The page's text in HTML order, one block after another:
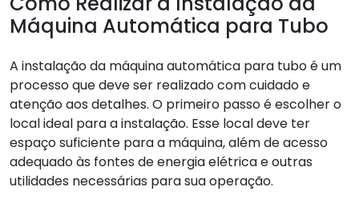
Máquina Automática para Tubo
A instalação da máquina automática para tubo é um
processo que deve ser realizado com cuidado e
atenção aos detalhes. O primeiro passo é escolher o
local ideal para a instalação. Esse local deve ter
espaço suficiente para a máquina, além de acesso
adequado às fontes de energia elétrica e outras
utilidades necessárias para sua operação.